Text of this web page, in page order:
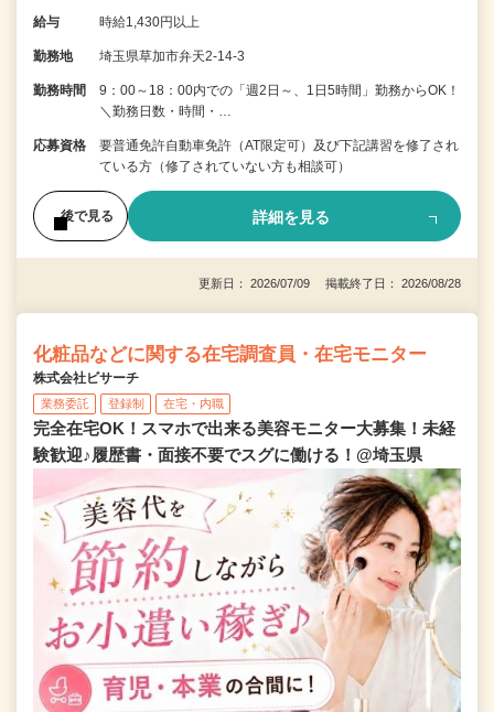
給与 時給1,430円以上
勤務地 埼玉県草加市弁天2-14-3
勤務時間
9：00～18：00内での「週2日～、1日5時間」勤務からOK！
＼勤務日数・時間・…
応募資格
要普通免許自動車免許（AT限定可）及び下記講習を修了され
ている方（修了されていない方も相談可）
後で見る 詳細を見る
更新日： 2026/07/09 掲載終了日： 2026/08/28
化粧品などに関する在宅調査員・在宅モニター
株式会社ビサーチ
業務委託 登録制 在宅・内職
完全在宅OK！スマホで出来る美容モニター大募集！未経
験歓迎♪履歴書・面接不要でスグに働ける！@埼玉県